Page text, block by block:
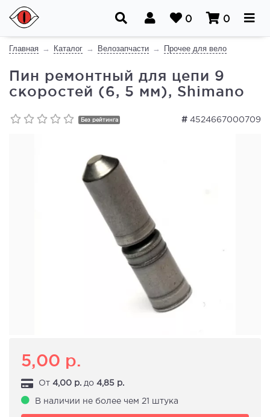
0 0
Главная Каталог Велозапчасти Прочее для вело
Пин ремонтный для цепи 9
скоростей (6, 5 мм), Shimano
# 4524667000709
Без рейтинга
5,00 р.
От 4,00 р. до 4,85 р.
В наличии не более чем 21 штука